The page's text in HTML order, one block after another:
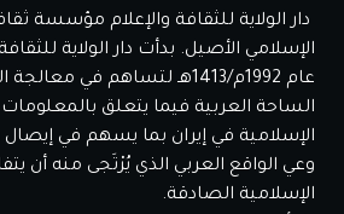
دار الولاية للثقافة والإعلام مؤسسة
الإسلامي الأصيل. بدأت دار الولاية
عام 1992م/1413هـ لتساهم في
الساحة العربية فيما يتعلق بالمعلومات
الإسلامية في إيران بما يسهم في إيصال
وعي الواقع العربي الذي يُرْتَجى منه أن
الإسلامية الصادقة.